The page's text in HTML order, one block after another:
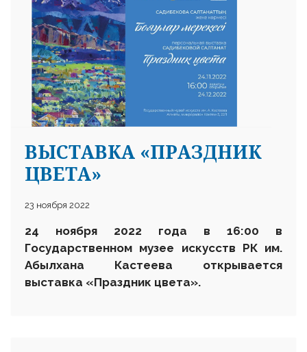
ВЫСТАВКА «ПРАЗДНИК
ЦВЕТА»
23 ноября 2022
24 ноября 2022 года в 16:00 в
Государственном музее искусств РК им.
Абылхана Кастеева открывается
выставка «Праздник цвета».